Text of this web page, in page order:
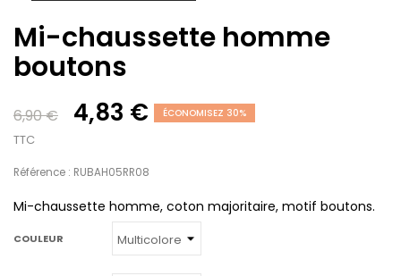
Mi-chaussette homme
boutons
6,90 € 4,83 € ÉCONOMISEZ 30%
TTC
Référence : RUBAH05RR08
Mi-chaussette homme, coton majoritaire, motif boutons.
COULEUR